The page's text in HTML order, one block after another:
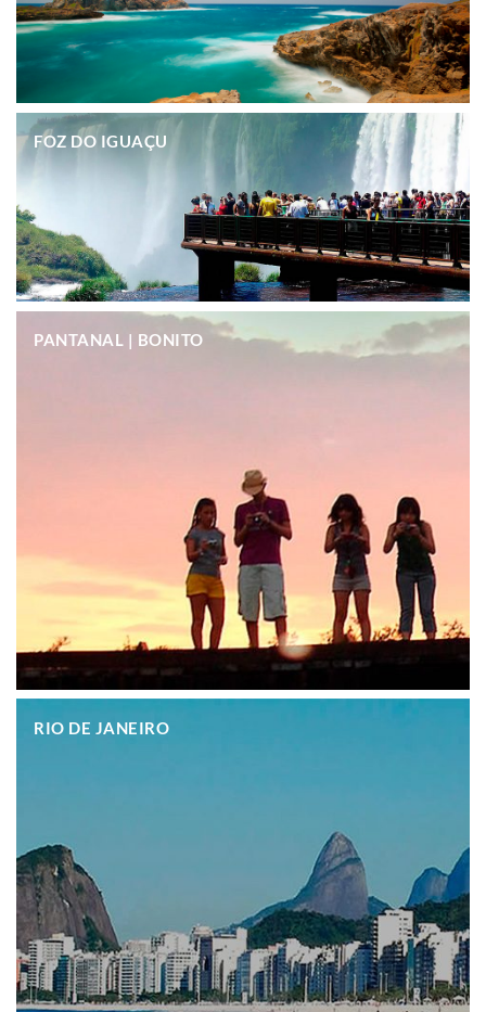
FOZ DO IGUAÇU
PANTANAL | BONITO
RIO DE JANEIRO